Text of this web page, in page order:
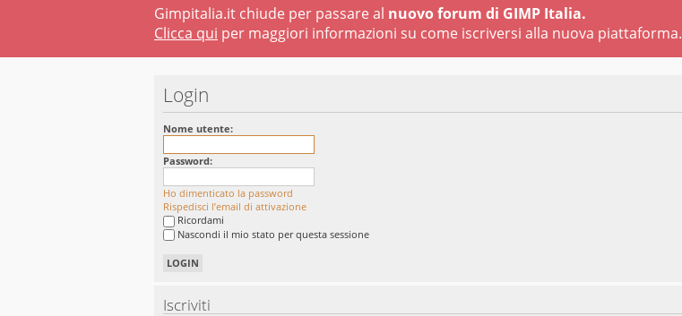
Gimpitalia.it chiude per passare al nuovo forum di GIMP Italia.
Clicca qui per maggiori informazioni su come iscriversi alla nuova piattaforma.
Login
Nome utente:
Password:
Ho dimenticato la password
Rispedisci l’email di attivazione
Ricordami
Nascondi il mio stato per questa sessione
Iscriviti